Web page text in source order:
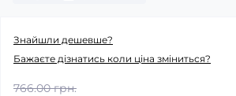
Знайшли дешевше?
Бажаєте дізнатись коли ціна зміниться?
766.00 грн.